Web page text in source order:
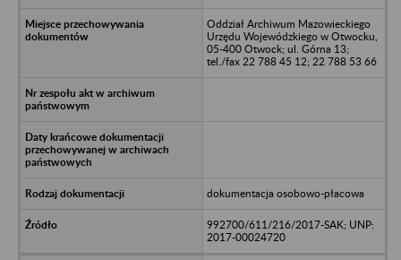
Oddział Archiwum Mazowieckiego
Urzędu Wojewódzkiego w Otwocku,
05-400 Otwock; ul. Górna 13;
tel./fax 22 788 45 12; 22 788 53 66
dokumentacja osobowo-płacowa
992700/611/216/2017-SAK; UNP:
2017-00024720